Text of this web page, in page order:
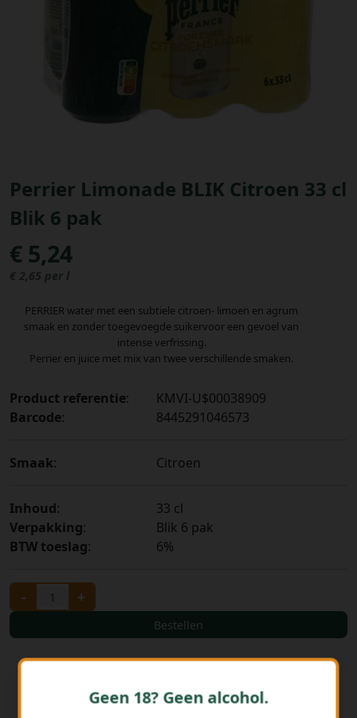
Perrier Limonade BLIK Citroen 33 cl
Blik 6 pak
€ 5,24
€ 2,65 per l
PERRIER water met een subtiele citroen- limoen en agrum
smaak en zonder toegevoegde suikervoor een gevoel van
intense verfrissing.
Perrier en juice met mix van twee verschillende smaken.
Product referentie:
KMVI-U$00038909
Barcode: 8445291046573
Smaak: Citroen
Inhoud:
33 cl
Verpakking:
Blik 6 pak
BTW toeslag: 6%
- +
Bestellen
Uitloggen
Geen 18? Geen alcohol.